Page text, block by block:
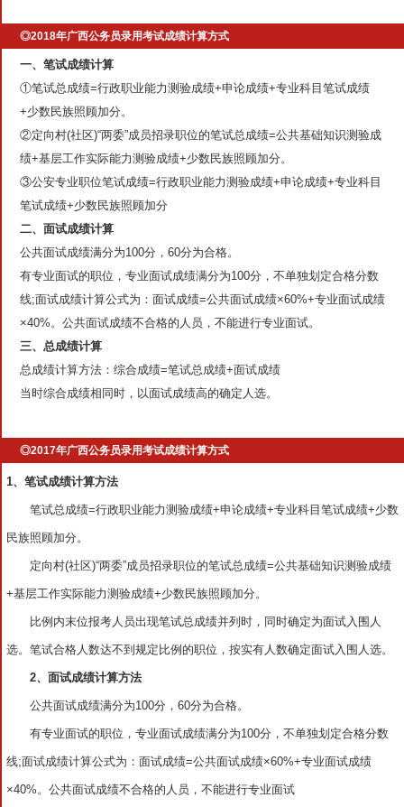
◎2018年广西公务员录用考试成绩计算方式
一、笔试成绩计算
①笔试总成绩=行政职业能力测验成绩+申论成绩+专业科目笔试成绩
+少数民族照顾加分。
②定向村(社区)“两委”成员招录职位的笔试总成绩=公共基础知识测验成
绩+基层工作实际能力测验成绩+少数民族照顾加分。
③公安专业职位笔试成绩=行政职业能力测验成绩+申论成绩+专业科目
笔试成绩+少数民族照顾加分
二、面试成绩计算
公共面试成绩满分为100分，60分为合格。
有专业面试的职位，专业面试成绩满分为100分，不单独划定合格分数
线;面试成绩计算公式为：面试成绩=公共面试成绩×60%+专业面试成绩
×40%。公共面试成绩不合格的人员，不能进行专业面试。
三、总成绩计算
总成绩计算方法：综合成绩=笔试总成绩+面试成绩
当时综合成绩相同时，以面试成绩高的确定人选。
◎2017年广西公务员录用考试成绩计算方式
1、笔试成绩计算方法
笔试总成绩=行政职业能力测验成绩+申论成绩+专业科目笔试成绩+少数
民族照顾加分。
定向村(社区)“两委”成员招录职位的笔试总成绩=公共基础知识测验成绩
+基层工作实际能力测验成绩+少数民族照顾加分。
比例内末位报考人员出现笔试总成绩并列时，同时确定为面试入围人
选。笔试合格人数达不到规定比例的职位，按实有人数确定面试入围人选。
2、面试成绩计算方法
公共面试成绩满分为100分，60分为合格。
有专业面试的职位，专业面试成绩满分为100分，不单独划定合格分数
线;面试成绩计算公式为：面试成绩=公共面试成绩×60%+专业面试成绩
×40%。公共面试成绩不合格的人员，不能进行专业面试